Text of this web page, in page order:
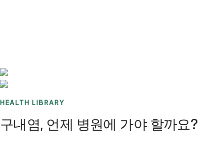
HEALTH LIBRARY
구내염, 언제 병원에 가야 할까요?